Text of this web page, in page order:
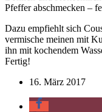
Pfeffer abschmecken –
Dazu empfiehlt sich
vermische meinen mit
ihn mit kochendem
Fertig!
16. März 2017